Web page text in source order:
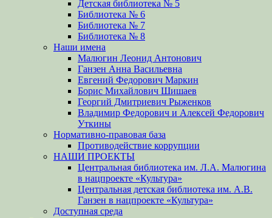
Детская библиотека № 5
Библиотека № 6
Библиотека № 7
Библиотека № 8
Наши имена
Малюгин Леонид Антонович
Ганзен Анна Васильевна
Евгений Федорович Маркин
Борис Михайлович Шишаев
Георгий Дмитриевич Рыженков
Владимир Федорович и Алексей Федорович
Уткины
Нормативно-правовая база
Противодействие коррупции
НАШИ ПРОЕКТЫ
Центральная библиотека им. Л.А. Малюгина
в нацпроекте «Культура»
Центральная детская библиотека им. А.В.
Ганзен в нацпроекте «Культура»
Доступная среда